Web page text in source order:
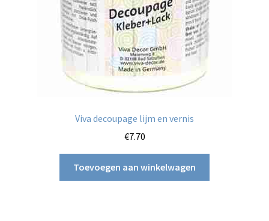
Viva decoupage lijm en vernis
€7.70
Toevoegen aan winkelwagen